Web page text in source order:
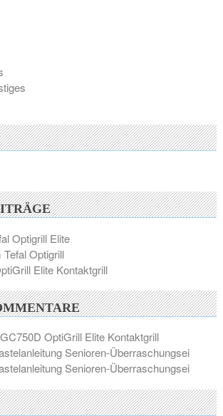
Optigrill Elite
Optigrill
Elite Kontaktgrill
OptiGrill Elite Kontaktgrill
Senioren-Überraschungsei
Senioren-Überraschungsei